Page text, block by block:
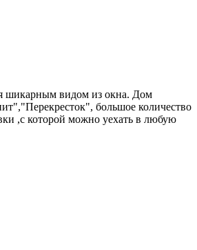
шикарным видом из окна. Дом
большое количество
,с которой можно уехать в любую